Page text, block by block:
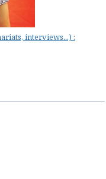
interviews...) :